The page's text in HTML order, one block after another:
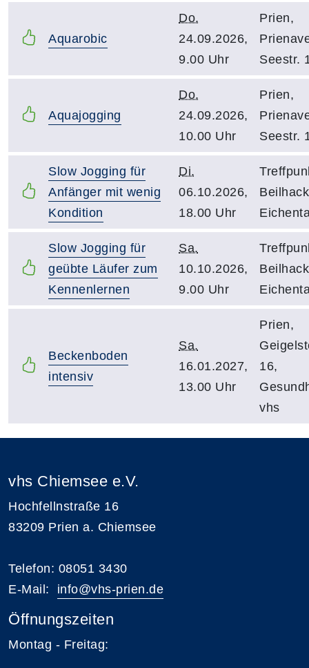
Aquarobic
Do.
24.09.2026,
9.00 Uhr
Prien,
Seestr.
Aquajogging
Do.
24.09.2026,
10.00 Uhr
Prien,
Seestr.
Slow Jogging für
Anfänger mit wenig
Kondition
Di.
06.10.2026,
18.00 Uhr
Slow Jogging für
geübte Läufer zum
Kennenlernen
Sa.
10.10.2026,
9.00 Uhr
Beckenboden
intensiv
Sa.
16.01.2027,
13.00 Uhr
Prien,
16,
vhs
vhs Chiemsee e.V.
Hochfellnstraße 16
83209 Prien a. Chiemsee
Telefon: 08051 3430
E-Mail: info@vhs-prien.de
Öffnungszeiten
Montag - Freitag: